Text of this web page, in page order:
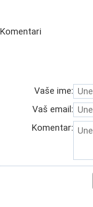
Komentari
Vaše ime:
Vaš email:
Komentar: